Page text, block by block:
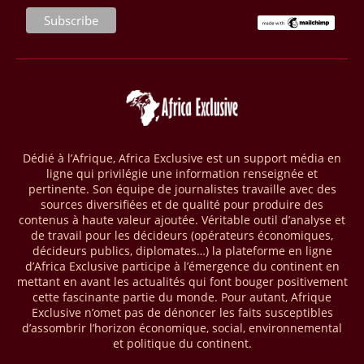
28/03/26 AFRIQUE - MOBILE MONEY
Selon le rapport publié par l’Association mondiale des opérateurs de
par les comptes de mobile money en Afrique au cours de l'année
2025, en hausse d'environ 27 % par rapport à 2024. Le rapport intitulé
« The State of the Industry Report on Mobile Money 2026 » précise
mobile money réalisées à l’échelle mondiale, qui s’est établie à 2091
milliards USD (+23 % par rapport à 2024). L’Afrique a également
enregistré environ 74 % du nombre de transactions de Mobile money
répertoriées l’an passé dans le monde, avec environ 92 milliards de
transactions (+16 % par rapport à 2024) sur un total de 125 milliards
dans le monde.
28/03/26 AFRIQUE - ECONOMIE CREATIVE
Une rapport publié dernièrement par le Boston Consulting Group, et
intitulé « Africa Unleashed: Empowering Women in Creative Industries
», dresse un état des lieux saisissant de l'économie créative africaine
à la fois dynamique et structurellement négligé. Ce secteur,
Dédié à l’Afrique, Africa Exclusive est un support média en
ligne qui privilégie une information renseignée et
pertinente. Son équipe de journalistes travaille avec des
sources diversifiées et de qualité pour produire des
contenus à haute valeur ajoutée. Véritable outil d’analyse et
de travail pour les décideurs (opérateurs économiques,
décideurs publics, diplomates…) la plateforme en ligne
d’Africa Exclusive participe à l’émergence du continent en
mettant en avant les actualités qui font bouger positivement
cette fascinante partie du monde. Pour autant, Afrique
Exclusive n’omet pas de dénoncer les faits susceptibles
d’assombrir l’horizon économique, social, environnemental
et politique du continent.